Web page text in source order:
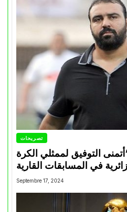
تصريحات
التوفيق لممثلي الكرة
Septembre 17, 2024